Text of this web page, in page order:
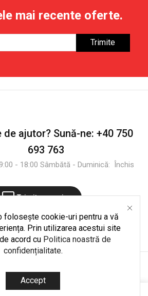
Sticlă
90×205
cm,
Complet
-
mai recente oferte.
de ajutor? Sună-ne: +40 750
693 763
- 18:00 Sâmbătă - Duminică: Închis
Trimite mesaj
CultShop.ro. Dezvoltare și mentenanță
codedpro.ro
folosește cookie-uri pentru a vă
Prin utilizarea acestui site
acord cu Politica noastră de
confidențialitate.
Accept